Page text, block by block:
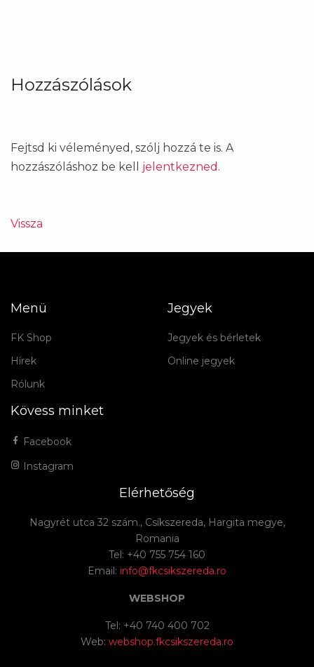
Hozzászólások
Fejtsd ki véleményed, szólj hozzá te is. A
hozzászóláshoz be kell jelentkezned .
Vissza
Menü
FK Shop
Hírek
Rólunk
Jegyek
Jegyek és bérletek
Online jegyek
Kövess minket
Facebook
Instagram
Elérhetőség
Nagyrét utca 32 szám., Csíkszereda, Hargita megye,
Romania
Tel: +40 755 754 160
Email: info@fkcsikszereda.ro
WEBSHOP
Tel: +40 740 400 702
Web: webshop.fkcsikszereda.ro